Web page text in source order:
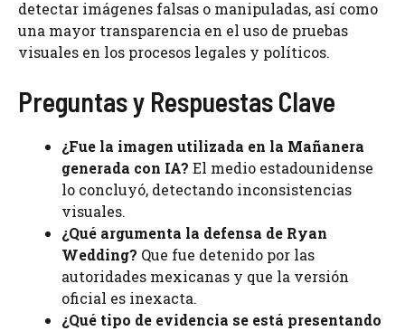
detectar imágenes falsas o manipuladas, así como
una mayor transparencia en el uso de pruebas
visuales en los procesos legales y políticos.
Preguntas y Respuestas Clave
¿Fue la imagen utilizada en la Mañanera
generada con IA? El medio estadounidense
lo concluyó, detectando inconsistencias
visuales.
¿Qué argumenta la defensa de Ryan
Wedding? Que fue detenido por las
autoridades mexicanas y que la versión
oficial es inexacta.
¿Qué tipo de evidencia se está presentando